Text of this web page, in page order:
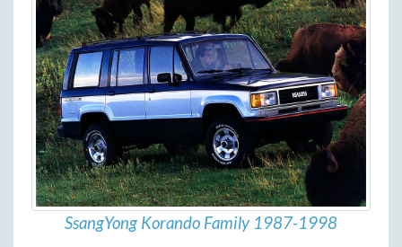
SsangYong Korando Family 1987-1998